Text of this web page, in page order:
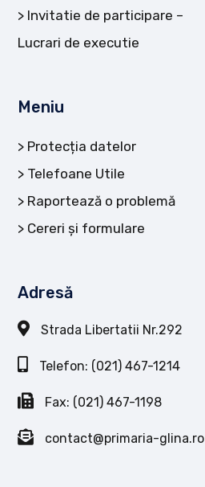
Invitatie de participare –
Lucrari de executie
Meniu
Protecția datelor
Telefoane Utile
Raportează o problemă
Cereri și formulare
Adresă
Strada Libertatii Nr.292
Telefon: (021) 467-1214
Fax: (021) 467-1198
contact@primaria-glina.ro